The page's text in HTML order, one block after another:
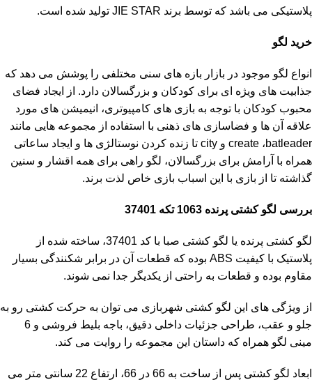
پلاستیکی می باشد که توسط برند JIE STAR تولید شده است.
خرید لگو
انواع لگو موجود در بازار بازه های سنی مختلفی را پوشش می دهد که
جذابیت های ویژه ای برای کودکان و بزرگسالان دارد. از ایجاد فضای
محبوب کودکان با توجه به بازی های کامپیوتری، انیمیشن های مورد
علاقه آن ها و فضاسازی های ذهنی با استفاده از مجموعه هایی مانند
create ،batleader و city تا زنده کردن نوستالژی ها و ایجاد ساعاتی
همراه با آرامش برای بزرگسالان، لگو راهی برای همه اقشار و سنین
گذاشته تا از بازی با این اسباب بازی خاص لذت برند.
بررسی لگو کشتی پرنده 1063 تکه 37401
لگو کشتی پرنده یا لگو کشتی صبا با کد 37401، ساخته شده از
پلاستیک با کیفیت ABS بوده که قطعات آن در برابر شکنندگی بسیار
مقاوم بوده و قطعات به راحتی از یکدیگر جدا نمی شوند.
از ویژگی های این لگو کشتی شهربازی می توان به حرکت کشتی رو به
جلو و عقب، طراحی جزئیات داخلی دقیق، باجه بلیط فروشی و 6
مینی لگو همراه که داستان این مجموعه را روایت می کند.
ابعاد لگو کشتی پس از ساخت به 66 در 66، ارتفاع 22 سانتی متر می